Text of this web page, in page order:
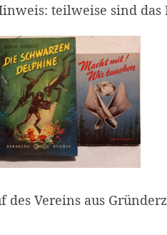
teilweise sind das
Vereins aus